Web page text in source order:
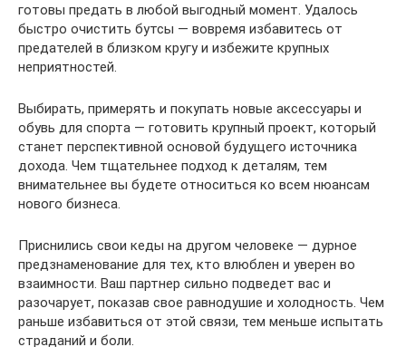
готовы предать в любой выгодный момент. Удалось
быстро очистить бутсы — вовремя избавитесь от
предателей в близком кругу и избежите крупных
неприятностей.
Выбирать, примерять и покупать новые аксессуары и
обувь для спорта — готовить крупный проект, который
станет перспективной основой будущего источника
дохода. Чем тщательнее подход к деталям, тем
внимательнее вы будете относиться ко всем нюансам
нового бизнеса.
Приснились свои кеды на другом человеке — дурное
предзнаменование для тех, кто влюблен и уверен во
взаимности. Ваш партнер сильно подведет вас и
разочарует, показав свое равнодушие и холодность. Чем
раньше избавиться от этой связи, тем меньше испытать
страданий и боли.